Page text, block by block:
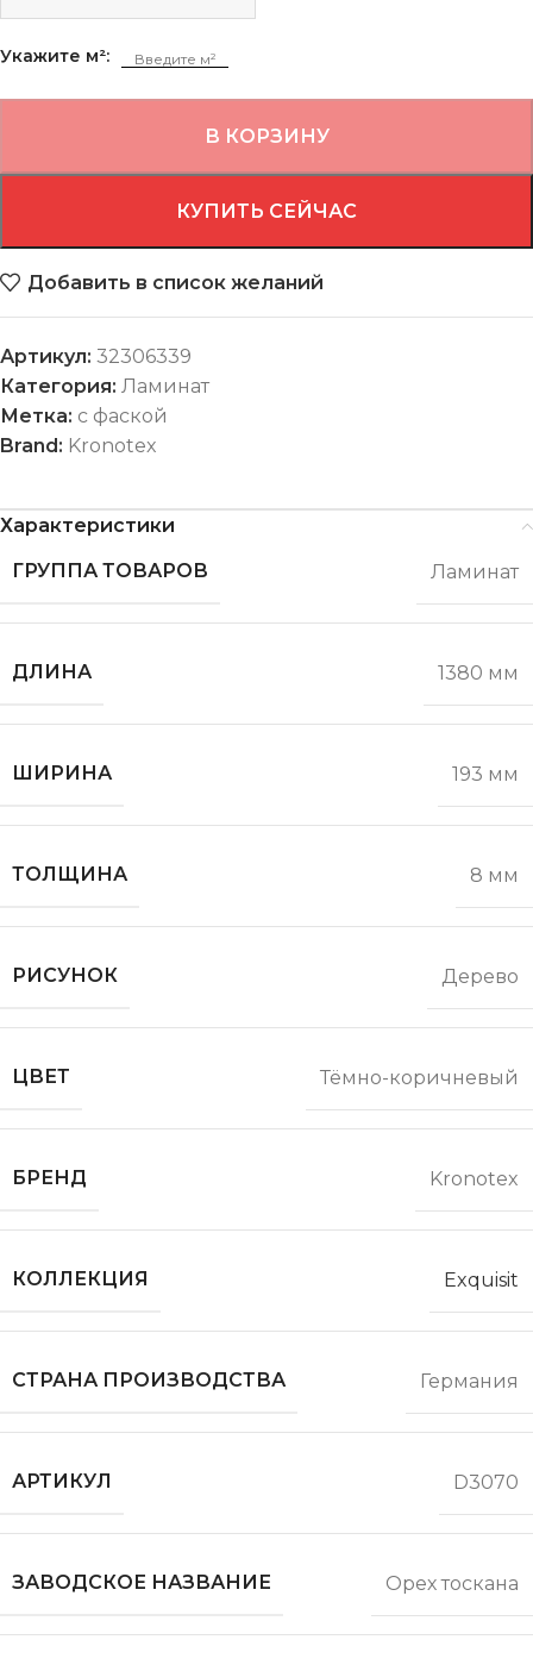
Укажите м²:
В КОРЗИНУ
КУПИТЬ СЕЙЧАС
Добавить в список желаний
Артикул: 32306339
Категория: Ламинат
Метка: с фаской
Brand: Kronotex
Характеристики
ГРУППА ТОВАРОВ
Ламинат
ДЛИНА 1380 мм
ШИРИНА 193 мм
ТОЛЩИНА 8 мм
РИСУНОК Дерево
ЦВЕТ Тёмно-коричневый
БРЕНД Kronotex
КОЛЛЕКЦИЯ Exquisit
СТРАНА ПРОИЗВОДСТВА Германия
АРТИКУЛ D3070
ЗАВОДСКОЕ НАЗВАНИЕ Орех тоскана